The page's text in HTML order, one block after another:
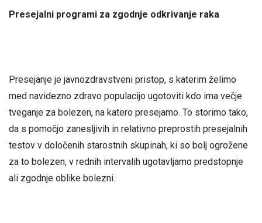
Presejalni programi za zgodnje odkrivanje raka
Presejanje je javnozdravstveni pristop, s katerim želimo
med navidezno zdravo populacijo ugotoviti kdo ima večje
tveganje za bolezen, na katero presejamo. To storimo tako,
da s pomočjo zanesljivih in relativno preprostih presejalnih
testov v določenih starostnih skupinah, ki so bolj ogrožene
za to bolezen, v rednih intervalih ugotavljamo predstopnje
ali zgodnje oblike bolezni.